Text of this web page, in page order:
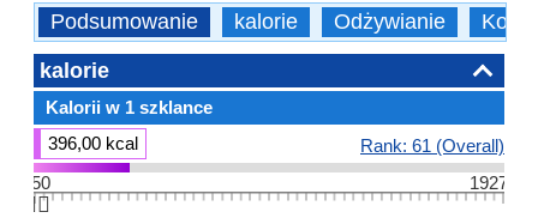
Podsumowanie kalorie Odżywianie
kalorie
Kalorii w 1 szklance
396,00 kcal
Rank: 61 (Overall)
50
1927
👆🏻